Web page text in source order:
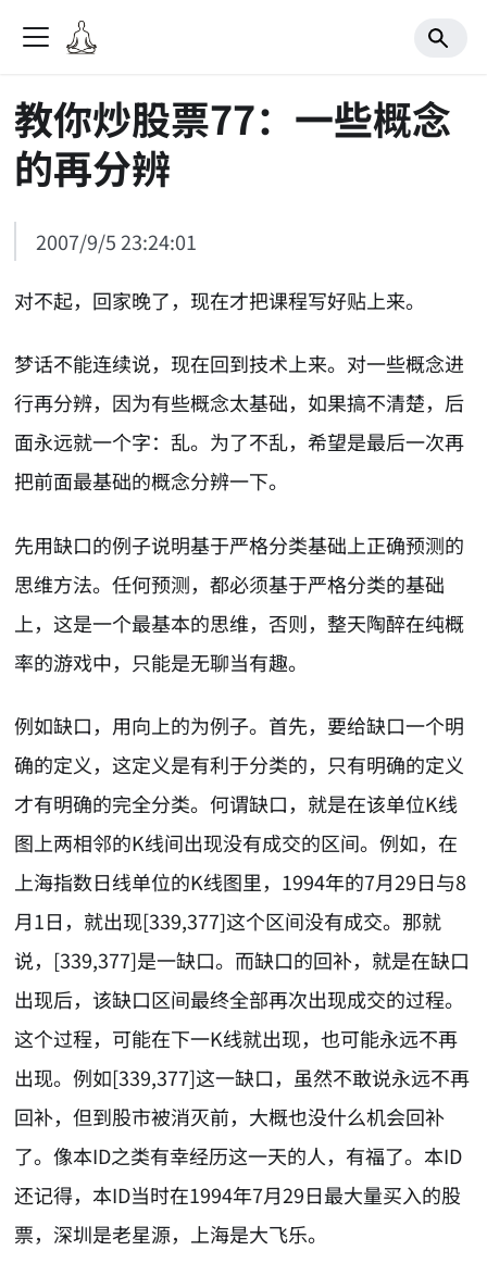
教你炒股票77：一些概念
的再分辨
2007/9/5 23:24:01
对不起，回家晚了，现在才把课程写好贴上来。
梦话不能连续说，现在回到技术上来。对一些概念进
行再分辨，因为有些概念太基础，如果搞不清楚，后
面永远就一个字：乱。为了不乱，希望是最后一次再
把前面最基础的概念分辨一下。
先用缺口的例子说明基于严格分类基础上正确预测的
思维方法。任何预测，都必须基于严格分类的基础
上，这是一个最基本的思维，否则，整天陶醉在纯概
率的游戏中，只能是无聊当有趣。
例如缺口，用向上的为例子。首先，要给缺口一个明
确的定义，这定义是有利于分类的，只有明确的定义
才有明确的完全分类。何谓缺口，就是在该单位K线
图上两相邻的K线间出现没有成交的区间。例如，在
上海指数日线单位的K线图里，1994年的7月29日与8
月1日，就出现[339,377]这个区间没有成交。那就
说，[339,377]是一缺口。而缺口的回补，就是在缺口
出现后，该缺口区间最终全部再次出现成交的过程。
这个过程，可能在下一K线就出现，也可能永远不再
出现。例如[339,377]这一缺口，虽然不敢说永远不再
回补，但到股市被消灭前，大概也没什么机会回补
了。像本ID之类有幸经历这一天的人，有福了。本ID
还记得，本ID当时在1994年7月29日最大量买入的股
票，深圳是老星源，上海是大飞乐。